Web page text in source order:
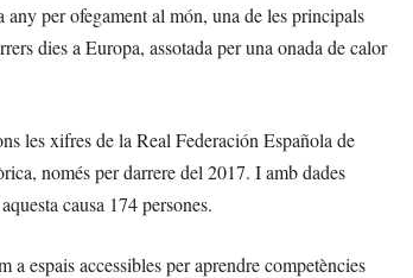
per ofegament al món, una de les principals
dies a Europa, assotada per una onada de calor
les xifres de la Real Federación Española de
només per darrere del 2017. I amb dades
causa 174 persones.
espais accessibles per aprendre competències